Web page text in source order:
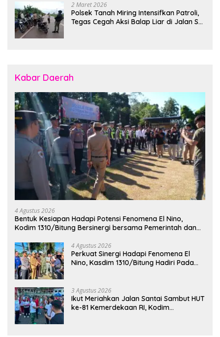
2 Maret 2026
Polsek Tanah Miring Intensifkan Patroli,
Tegas Cegah Aksi Balap Liar di Jalan SP
Kabar Daerah
4 Agustus 2026
Bentuk Kesiapan Hadapi Potensi Fenomena El Nino,
Kodim 1310/Bitung Bersinergi bersama Pemerintah dan
Bencana
4 Agustus 2026
Perkuat Sinergi Hadapi Fenomena El
Nino, Kasdim 1310/Bitung Hadiri Pada
3 Agustus 2026
Ikut Meriahkan Jalan Santai Sambut HUT
ke-81 Kemerdekaan RI, Kodim